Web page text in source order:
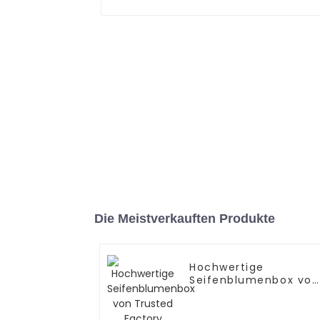
Die Meistverkauften Produkte
Hochwertige
Seifenblumenbox von
Trusted Factory